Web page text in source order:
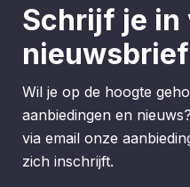
Schrijf je in
nieuwsbrief
Wil je op de hoogte
aanbiedingen en
via email onze
zich inschrijft.